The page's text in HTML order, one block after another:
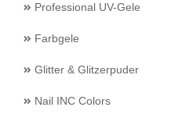
Professional UV-Gele
Farbgele
Glitter & Glitzerpuder
Nail INC Colors